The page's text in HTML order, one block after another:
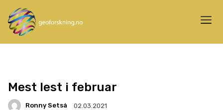
Mest lest i februar
Ronny Setså 02.03.2021